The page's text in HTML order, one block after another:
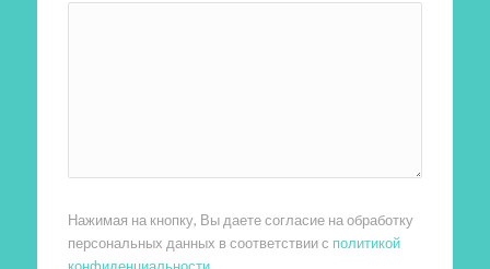
Нажимая на кнопку, Вы даете согласие на обработку
персональных данных в соответствии с политикой